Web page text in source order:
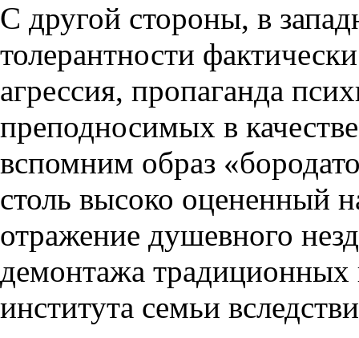
С другой стороны, в
толерантности
агрессия, пропаганда
преподносимых в
вспомним образ
столь высоко оцененный
отражение душевного
демонтажа традиционных
института семьи